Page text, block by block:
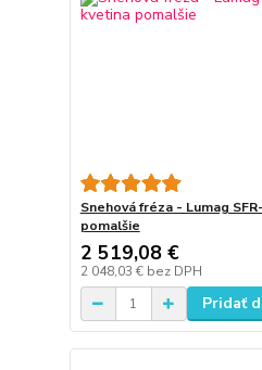
Snehová fréza - Lumag
pomalšie
2 519,08 €
2 048,03 € bez DPH
Pridať